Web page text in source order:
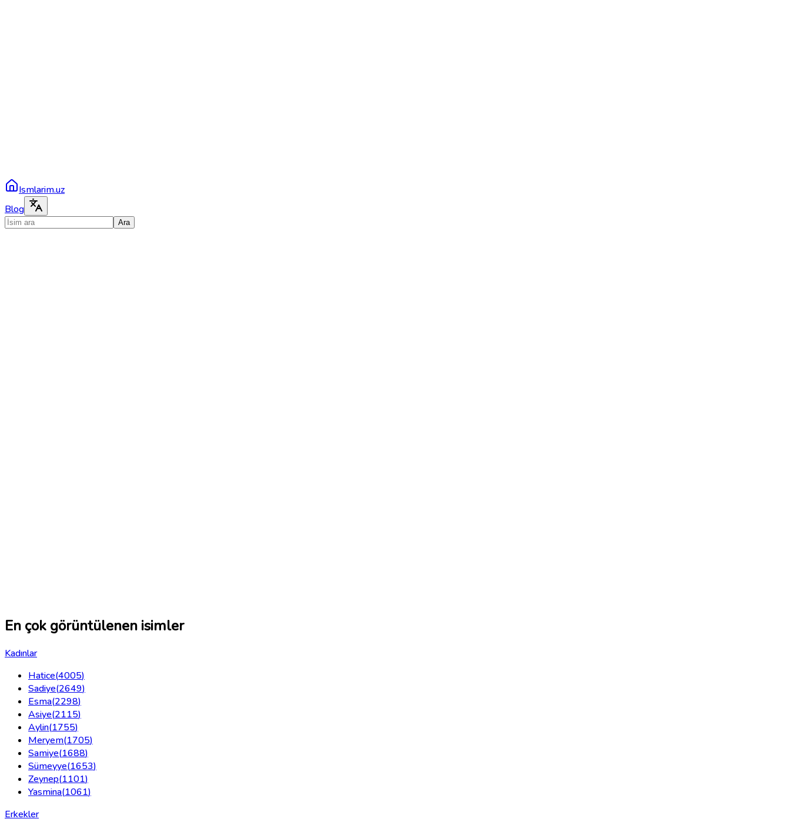
Ismlarim.uz
Blog
Ara
En çok görüntülenen isimler
Kadınlar
Hatice(4005)
Sadiye(2649)
Esma(2298)
Asiye(2115)
Aylin(1755)
Meryem(1705)
Samiye(1688)
Sümeyye(1653)
Zeynep(1101)
Yasmina(1061)
Erkekler